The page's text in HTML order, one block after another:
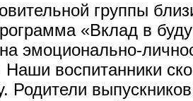
группы
«Вклад в
эмоционально-
воспитанники
Родители